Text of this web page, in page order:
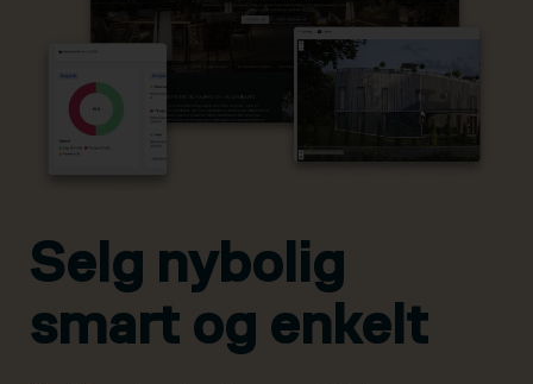
Selg nybolig
smart og enkelt